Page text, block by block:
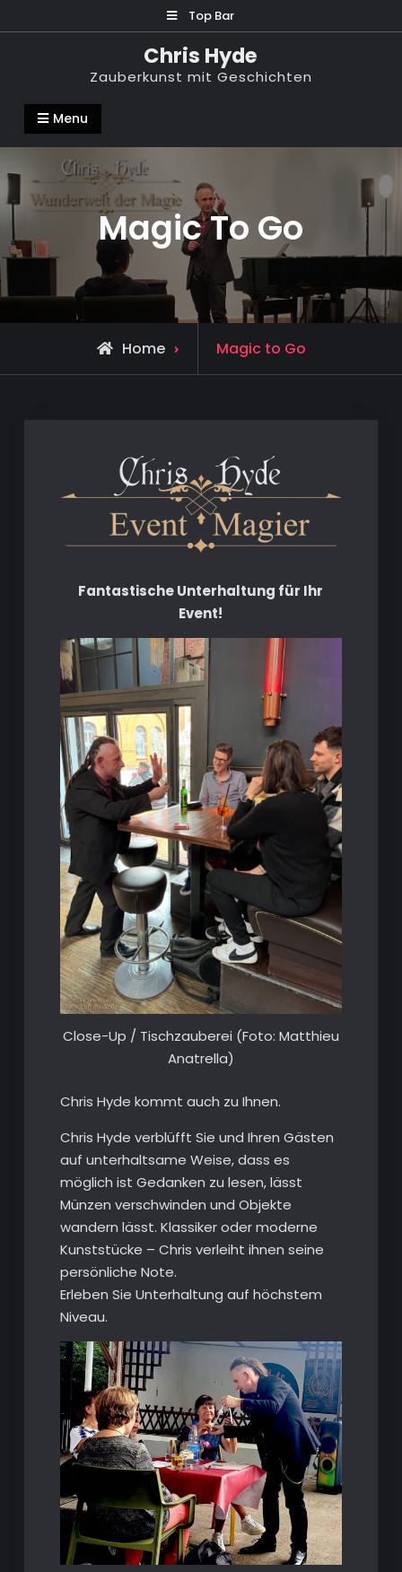
to
Top Bar
Chris Hyde
Zauberkunst mit Geschichten
Menu
Magic To Go
Home Magic to Go
Fantastische Unterhaltung für Ihr
Event!
Close-Up / Tischzauberei (Foto: Matthieu
Anatrella)
Chris Hyde kommt auch zu Ihnen.
Chris Hyde verblüfft Sie und Ihren Gästen
auf unterhaltsame Weise, dass es
möglich ist Gedanken zu lesen, lässt
Münzen verschwinden und Objekte
wandern lässt. Klassiker oder moderne
Kunststücke – Chris verleiht ihnen seine
persönliche Note.
Erleben Sie Unterhaltung auf höchstem
Niveau.